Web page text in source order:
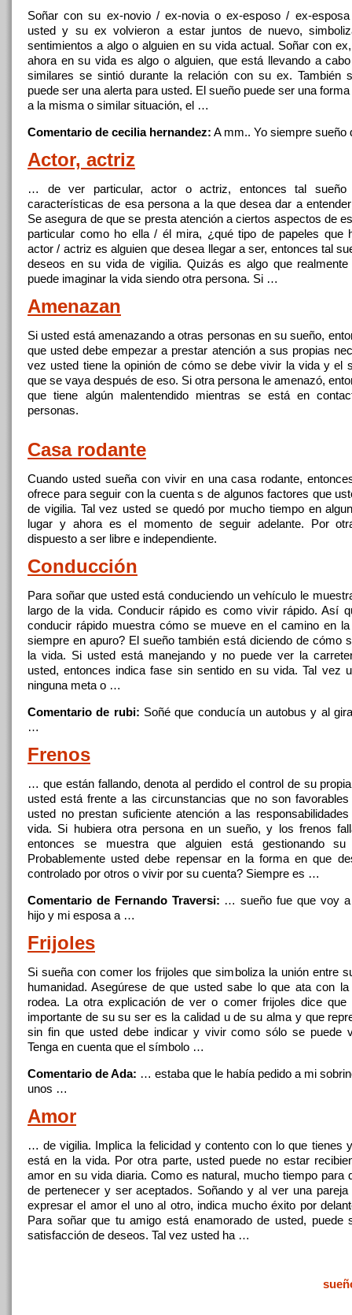
Soñar con su ex-novio / ex-novia o ex-esposo / ex-
usted y su ex volvieron aestar juntos de nuevo,
sentimientos a algo o alguien en su vida actual. Soñar con
ahora en su vida es algo o alguien, que está llevando acabo
similares se sintió durante la relación con su ex. También
puede ser una alerta para usted. El sueño puede ser una
a la misma o similar situación, el …
Comentario de cecilia hernandez: Amm.. Yo siempre
Actor, actriz
… de ver particular, actor o actriz, entonces tal sueño
características de esa personaa la que desea dar a
Se asegura de que se presta atencióna ciertos aspectos de
particular como ho ella / él mira, ¿qué tipo de papeles que
actor / actriz es alguien que desea llegar aser, entonces tal
deseos en su vida de vigilia. Quizás es algo que
puede imaginar la vida siendo otra persona. Si …
Amenazan
Si usted está amenazandoa otras personas en su sueño,
que usted debe empezara prestar atención asus propias
vez usted tiene la opinión de cómo se debevivir la vida y el
que se vaya después de eso. Si otra persona le amenazó,
que tiene algún malentendido mientras se está en
personas.
Casa rodante
Cuando usted sueña con viviren una casa rodante,
ofrece para seguir con la cuenta s de algunos factores que
de vigilia. Tal vez usted se quedó por mucho tiempo en
lugar y ahora es el momento de seguir adelante. Por
dispuesto a ser libre e independiente.
Conducción
Para soñar que usted está conduciendo un vehículo le
largo de la vida. Conducir rápido es como vivirrápido. Así
conducir rápido muestra cómo se mueve en el camino en
siempre en apuro? El sueño también está diciendo de cómo
la vida. Si usted está manejando y no puede ver la
usted, entonces indica fase sin sentido en su vida. Tal vez
ninguna meta o …
Comentario de rubi: Soñé que conducía un autobus y al
…
Frenos
… que están fallando, denota al perdido el control de su
usted está frente a las circunstancias que no son
usted no prestan suficiente atención alas
vida. Si hubiera otrapersona en un sueño, y los frenos
entonces se muestra que alguien está gestionando su
Probablemente usted debe repensar en la forma en que
controlado por otros o vivir por su cuenta? Siempre es …
Comentario de Fernando Traversi: … sueño fue que voy a
hijo y mi esposa a …
Frijoles
Si sueña con comer los frijoles que simboliza la unión entre
humanidad. Asegúrese de que usted sabe lo que ata con
rodea. Laotra explicación de ver o comer frijoles dice
importante de su su ser es la calidad u de su alma y que
sin fin que usted debe indicar y vivircomo sólo se puede
Tenga en cuenta que el símbolo …
Comentario de Ada: … estaba que le había pedido a mi
unos …
Amor
… de vigilia. Implica la felicidad y contento con lo que tienes
está en la vida. Porotra parte, usted puede no estar
amor en su vida diaria. Como es natural, mucho tiempo para
de pertenecer y ser aceptados. Soñando y al ver una
expresar el amor el uno al otro, indica mucho éxito por
Para soñar que tu amigo está enamorado de usted, puede
satisfacción de deseos. Tal vez usted ha …